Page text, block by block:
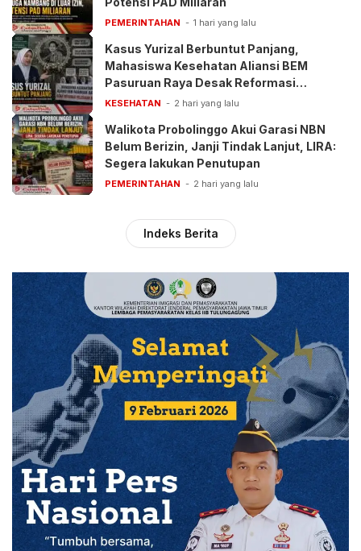
PEMERINTAHAN 1 hari yang lalu
Kasus Yurizal Berbuntut Panjang,
Mahasiswa Kesehatan Aliansi BEM
Pasuruan Raya Desak Reformasi
Pelayanan BPJS
KESEHATAN 2 hari yang lalu
Walikota Probolinggo Akui Garasi NBN
Belum Berizin, Janji Tindak Lanjut, LIRA:
Segera lakukan Penutupan
PEMERINTAHAN 2 hari yang lalu
Indeks Berita